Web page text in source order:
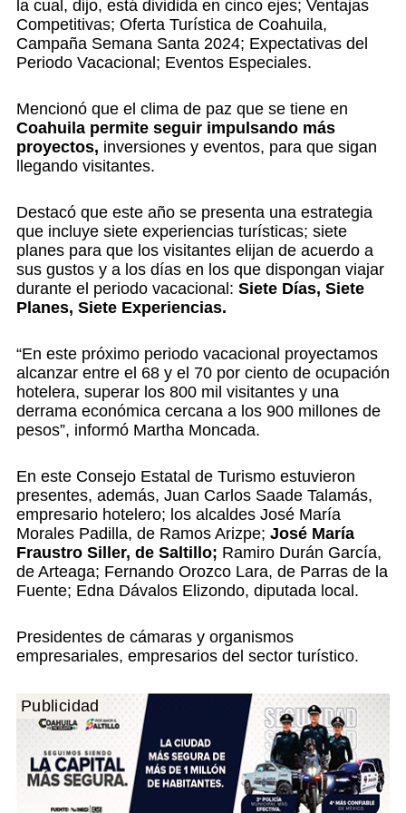
la cual, dijo, está dividida en cinco ejes; Ventajas
Competitivas; Oferta Turística de Coahuila,
Campaña Semana Santa 2024; Expectativas del
Periodo Vacacional; Eventos Especiales.
Mencionó que el clima de paz que se tiene en
Coahuila permite seguir impulsando más
proyectos, inversiones y eventos, para que sigan
llegando visitantes.
Destacó que este año se presenta una estrategia
que incluye siete experiencias turísticas; siete
planes para que los visitantes elijan de acuerdo a
sus gustos y a los días en los que dispongan viajar
durante el periodo vacacional: Siete Días, Siete
Planes, Siete Experiencias.
“En este próximo periodo vacacional proyectamos
alcanzar entre el 68 y el 70 por ciento de ocupación
hotelera, superar los 800 mil visitantes y una
derrama económica cercana a los 900 millones de
pesos”, informó Martha Moncada.
En este Consejo Estatal de Turismo estuvieron
presentes, además, Juan Carlos Saade Talamás,
empresario hotelero; los alcaldes José María
Morales Padilla, de Ramos Arizpe; José María
Fraustro Siller, de Saltillo; Ramiro Durán García,
de Arteaga; Fernando Orozco Lara, de Parras de la
Fuente; Edna Dávalos Elizondo, diputada local.
Presidentes de cámaras y organismos
empresariales, empresarios del sector turístico.
Publicidad